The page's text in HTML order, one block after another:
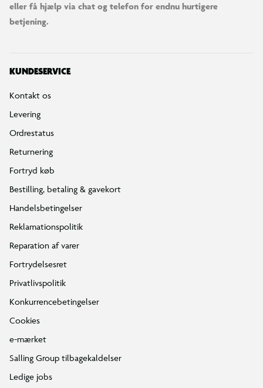
eller få hjælp via chat og telefon for endnu hurtigere
betjening.
KUNDESERVICE
Kontakt os
Levering
Ordrestatus
Returnering
Fortryd køb
Bestilling, betaling & gavekort
Handelsbetingelser
Reklamationspolitik
Reparation af varer
Fortrydelsesret
Privatlivspolitik
Konkurrencebetingelser
Cookies
e-mærket
Salling Group tilbagekaldelser
Ledige jobs